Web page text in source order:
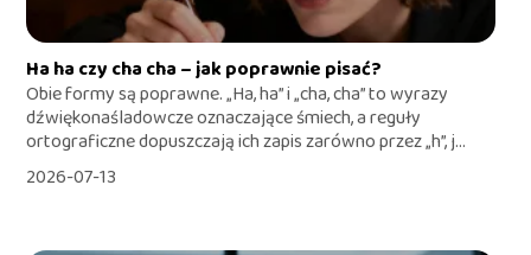
Ha ha czy cha cha – jak poprawnie pisać?
Obie formy są poprawne. „Ha, ha” i „cha, cha” to wyrazy
dźwiękonaśladowcze oznaczające śmiech, a reguły
ortograficzne dopuszczają ich zapis zarówno przez „h”, j...
2026-07-13